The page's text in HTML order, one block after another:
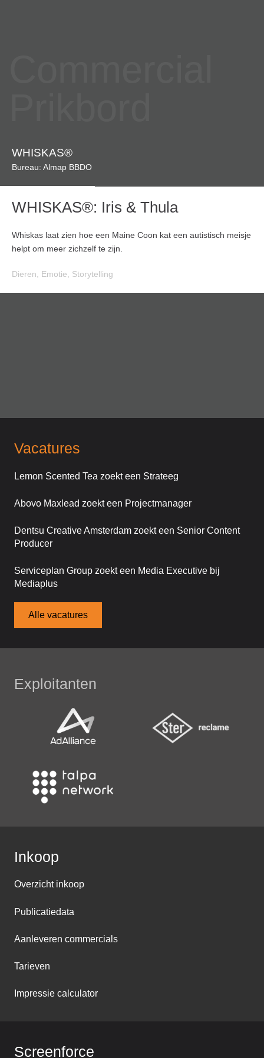
WHISKAS®
Bureau: Almap BBDO
WHISKAS®: Iris & Thula
Whiskas laat zien hoe een Maine Coon kat een autistisch meisje
helpt om meer zichzelf te zijn.
Dieren Emotie Storytelling
Vacatures
Lemon Scented Tea zoekt een Strateeg
Abovo Maxlead zoekt een Projectmanager
Dentsu Creative Amsterdam zoekt een Senior Content
Producer
Serviceplan Group zoekt een Media Executive bij
Mediaplus
Alle vacatures
Exploitanten
Inkoop
Overzicht inkoop
Publicatiedata
Aanleveren commercials
Tarieven
Impressie calculator
Screenforce